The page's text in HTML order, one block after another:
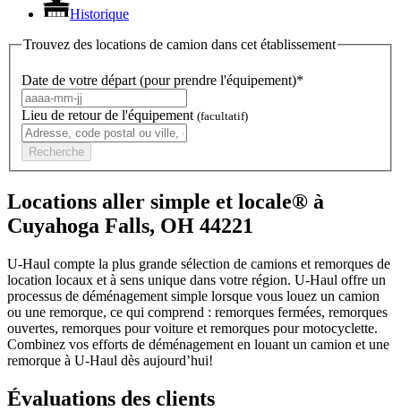
Historique
Trouvez des locations de camion dans cet établissement
Date de votre départ (pour prendre l'équipement)*
Lieu de retour de l'équipement (facultatif)
Recherche
Locations aller simple et locale® à
Cuyahoga Falls, OH 44221
U-Haul compte la plus grande sélection de camions et remorques de
location locaux et à sens unique dans votre région. U-Haul offre un
processus de déménagement simple lorsque vous louez un camion
ou une remorque, ce qui comprend : remorques fermées, remorques
ouvertes, remorques pour voiture et remorques pour motocyclette.
Combinez vos efforts de déménagement en louant un camion et une
remorque à U-Haul dès aujourd’hui!
Évaluations des clients